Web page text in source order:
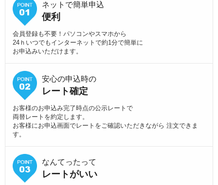
ネットで簡単申込
便利
会員登録も不要！パソコンやスマホから
24ｈいつでもインターネットで約1分で簡単に
お申込みいただけます。
安心の申込時の
レート確定
お客様のお申込み完了時点の公示レートで
両替レートを約定します。
お客様にお申込画面でレートをご確認いただきながら 注文できま
す。
なんてったって
レートがいい